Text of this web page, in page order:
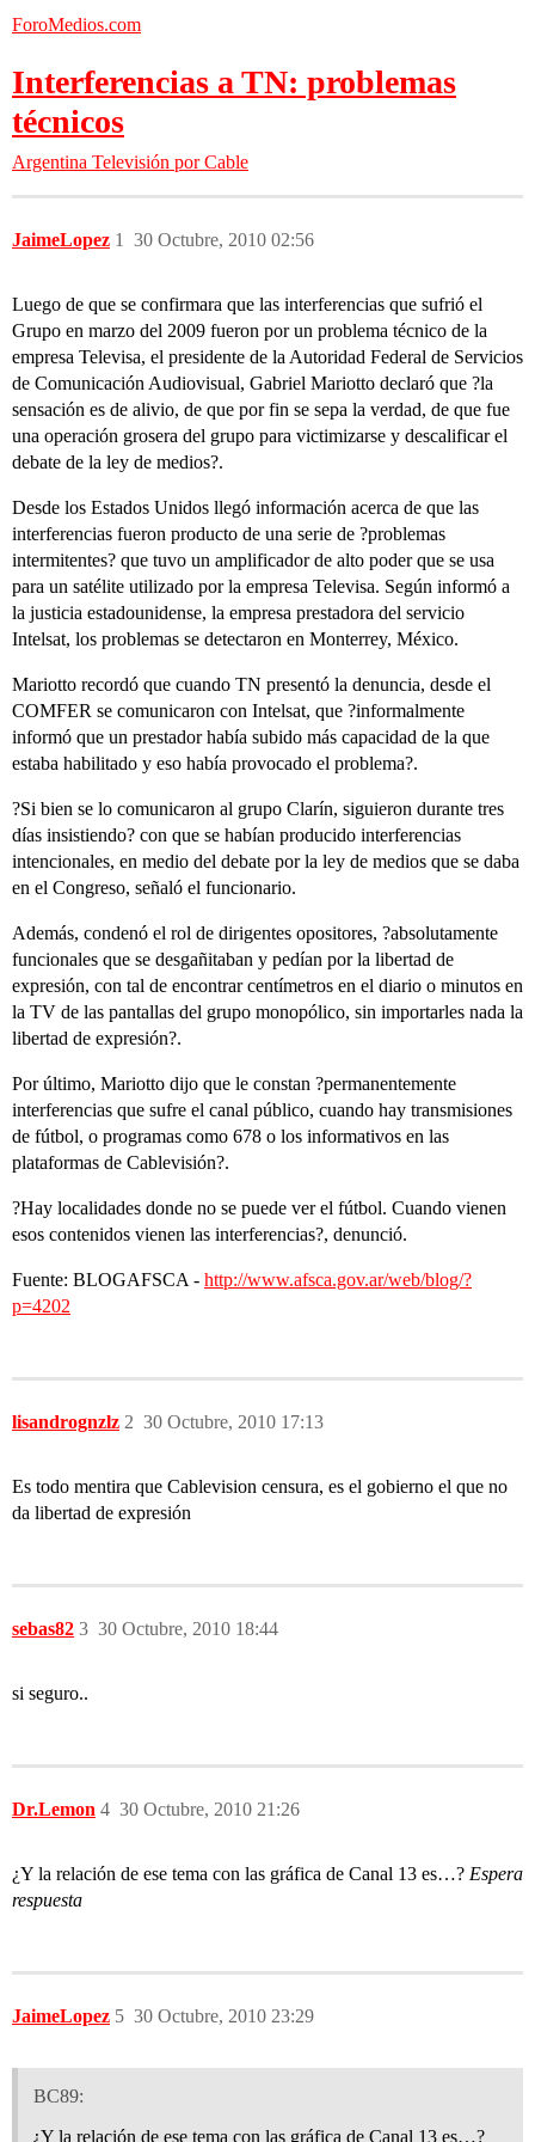
ForoMedios.com
Interferencias a TN: problemas
técnicos
Argentina Televisión por Cable
JaimeLopez 30 Octubre, 2010 02:56
1
Luego de que se confirmara que las interferencias que sufrió el
Grupo en marzo del 2009 fueron por un problema técnico de la
empresa Televisa, el presidente de la Autoridad Federal de Servicios
de Comunicación Audiovisual, Gabriel Mariotto declaró que ?la
sensación es de alivio, de que por fin se sepa la verdad, de que fue
una operación grosera del grupo para victimizarse y descalificar el
debate de la ley de medios?.
Desde los Estados Unidos llegó información acerca de que las
interferencias fueron producto de una serie de ?problemas
intermitentes? que tuvo un amplificador de alto poder que se usa
para un satélite utilizado por la empresa Televisa. Según informó a
la justicia estadounidense, la empresa prestadora del servicio
Intelsat, los problemas se detectaron en Monterrey, México.
Mariotto recordó que cuando TN presentó la denuncia, desde el
COMFER se comunicaron con Intelsat, que ?informalmente
informó que un prestador había subido más capacidad de la que
estaba habilitado y eso había provocado el problema?.
?Si bien se lo comunicaron al grupo Clarín, siguieron durante tres
días insistiendo? con que se habían producido interferencias
intencionales, en medio del debate por la ley de medios que se daba
en el Congreso, señaló el funcionario.
Además, condenó el rol de dirigentes opositores, ?absolutamente
funcionales que se desgañitaban y pedían por la libertad de
expresión, con tal de encontrar centímetros en el diario o minutos en
la TV de las pantallas del grupo monopólico, sin importarles nada la
libertad de expresión?.
Por último, Mariotto dijo que le constan ?permanentemente
interferencias que sufre el canal público, cuando hay transmisiones
de fútbol, o programas como 678 o los informativos en las
plataformas de Cablevisión?.
?Hay localidades donde no se puede ver el fútbol. Cuando vienen
esos contenidos vienen las interferencias?, denunció.
Fuente: BLOGAFSCA - http://www.afsca.gov.ar/web/blog/?
p=4202
lisandrognzlz 30 Octubre, 2010 17:13
2
Es todo mentira que Cablevision censura, es el gobierno el que no
da libertad de expresión
sebas82 30 Octubre, 2010 18:44
3
si seguro..
Dr.Lemon 30 Octubre, 2010 21:26
4
¿Y la relación de ese tema con las gráfica de Canal 13 es…? Espera
respuesta
JaimeLopez 30 Octubre, 2010 23:29
5
BC89:
¿Y la relación de ese tema con las gráfica de Canal 13 es…?